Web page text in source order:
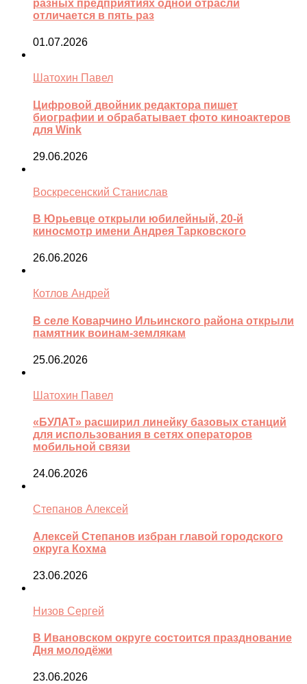
разных предприятиях одной отрасли
отличается в пять раз
01.07.2026
Шатохин Павел
Цифровой двойник редактора пишет
биографии и обрабатывает фото киноактеров
для Wink
29.06.2026
Воскресенский Станислав
В Юрьевце открыли юбилейный, 20-й
киносмотр имени Андрея Тарковского
26.06.2026
Котлов Андрей
В селе Коварчино Ильинского района открыли
памятник воинам-землякам
25.06.2026
Шатохин Павел
«БУЛАТ» расширил линейку базовых станций
для использования в сетях операторов
мобильной связи
24.06.2026
Степанов Алексей
Алексей Степанов избран главой городского
округа Кохма
23.06.2026
Низов Сергей
В Ивановском округе состоится празднование
Дня молодёжи
23.06.2026